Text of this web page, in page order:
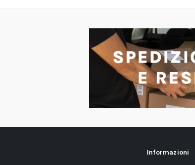
Informazioni